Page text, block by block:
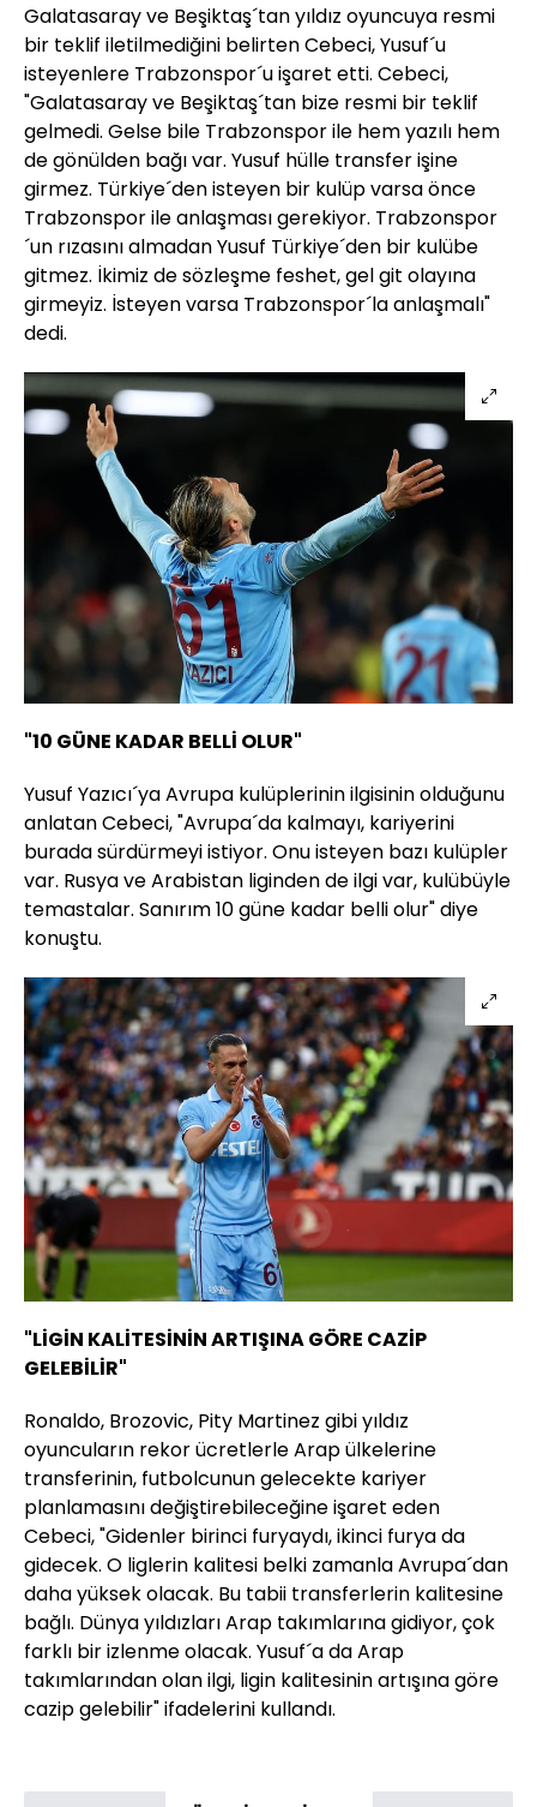
Galatasaray ve Beşiktaş´tan yıldız oyuncuya resmi
bir teklif iletilmediğini belirten Cebeci, Yusuf´u
isteyenlere Trabzonspor´u işaret etti. Cebeci,
"Galatasaray ve Beşiktaş´tan bize resmi bir teklif
gelmedi. Gelse bile Trabzonspor ile hem yazılı hem
de gönülden bağı var. Yusuf hülle transfer işine
girmez. Türkiye´den isteyen bir kulüp varsa önce
Trabzonspor ile anlaşması gerekiyor. Trabzonspor
´un rızasını almadan Yusuf Türkiye´den bir kulübe
gitmez. İkimiz de sözleşme feshet, gel git olayına
girmeyiz. İsteyen varsa Trabzonspor´la anlaşmalı"
dedi.
"10 GÜNE KADAR BELLİ OLUR"
Yusuf Yazıcı´ya Avrupa kulüplerinin ilgisinin olduğunu
anlatan Cebeci, "Avrupa´da kalmayı, kariyerini
burada sürdürmeyi istiyor. Onu isteyen bazı kulüpler
var. Rusya ve Arabistan liginden de ilgi var, kulübüyle
temastalar. Sanırım 10 güne kadar belli olur" diye
konuştu.
"LİGİN KALİTESİNİN ARTIŞINA GÖRE CAZİP
GELEBİLİR"
Ronaldo, Brozovic, Pity Martinez gibi yıldız
oyuncuların rekor ücretlerle Arap ülkelerine
transferinin, futbolcunun gelecekte kariyer
planlamasını değiştirebileceğine işaret eden
Cebeci, "Gidenler birinci furyaydı, ikinci furya da
gidecek. O liglerin kalitesi belki zamanla Avrupa´dan
daha yüksek olacak. Bu tabii transferlerin kalitesine
bağlı. Dünya yıldızları Arap takımlarına gidiyor, çok
farklı bir izlenme olacak. Yusuf´a da Arap
takımlarından olan ilgi, ligin kalitesinin artışına göre
cazip gelebilir" ifadelerini kullandı.